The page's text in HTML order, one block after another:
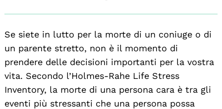
Se siete in lutto per la morte di un coniuge o di
un parente stretto, non è il momento di
prendere delle decisioni importanti per la vostra
vita. Secondo l’Holmes-Rahe Life Stress
Inventory, la morte di una persona cara è tra gli
eventi più stressanti che una persona possa